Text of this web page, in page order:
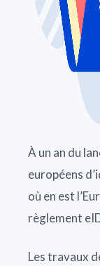
À un an du
européens
où en est
règlement
Les travaux